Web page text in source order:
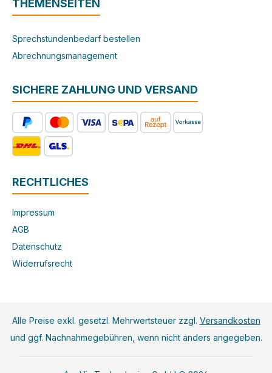
THEMENSEITEN
Sprechstundenbedarf bestellen
Abrechnungsmanagement
SICHERE ZAHLUNG UND VERSAND
RECHTLICHES
Impressum
AGB
Datenschutz
Widerrufsrecht
Alle Preise exkl. gesetzl. Mehrwertsteuer zzgl. Versandkosten
und ggf. Nachnahmegebühren, wenn nicht anders angegeben.